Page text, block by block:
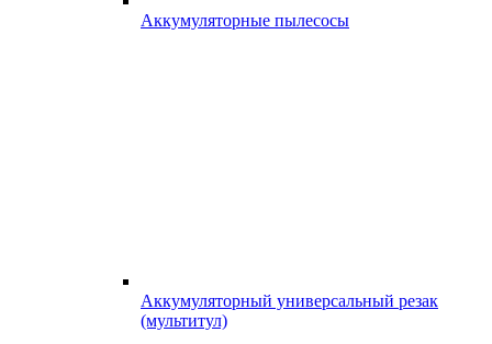
Аккумуляторные пылесосы
Аккумуляторный универсальный резак
(мультитул)